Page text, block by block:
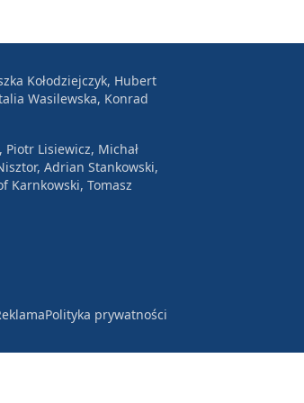
Kołodziejczyk, Hubert
Wasilewska, Konrad
Piotr Lisiewicz, Michał
Adrian Stankowski,
Karnkowski, Tomasz
Polityka prywatności